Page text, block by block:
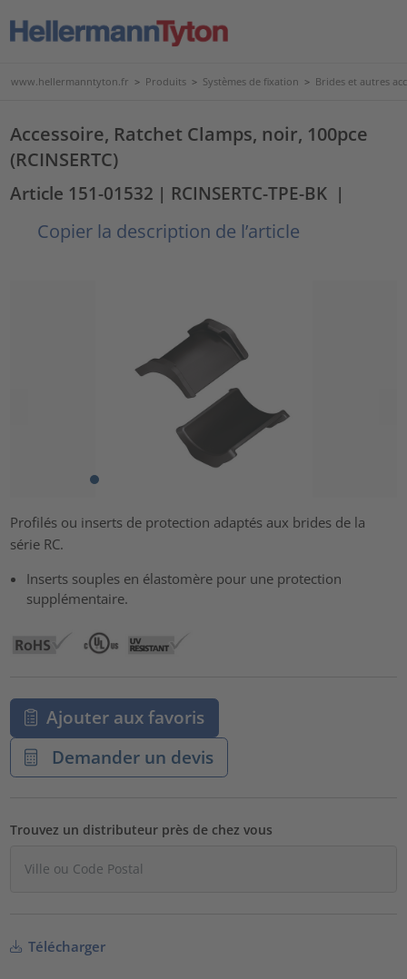
www.hellermanntyton.fr > Produits > Systèmes de fixation > Brides et autres
Accessoire, Ratchet Clamps, noir, 100pce
(RCINSERTC)
Article 151-01532 | RCINSERTC-TPE-BK |
Copier la description de l’article
Profilés ou inserts de protection adaptés aux brides de la
série RC.
Inserts souples en élastomère pour une protection
supplémentaire.
Ajouter aux favoris
Demander un devis
Trouvez un distributeur près de chez vous
Télécharger